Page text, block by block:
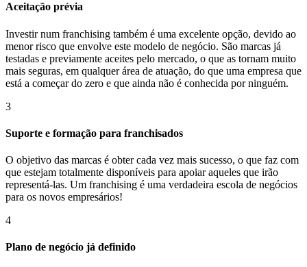
Aceitação prévia
Investir num franchising também é uma excelente opção, devido ao
menor risco que envolve este modelo de negócio. São marcas já
testadas e previamente aceites pelo mercado, o que as tornam muito
mais seguras, em qualquer área de atuação, do que uma empresa que
está a começar do zero e que ainda não é conhecida por ninguém.
3
Suporte e formação para franchisados
O objetivo das marcas é obter cada vez mais sucesso, o que faz com
que estejam totalmente disponíveis para apoiar aqueles que irão
representá-las. Um franchising é uma verdadeira escola de negócios
para os novos empresários!
4
Plano de negócio já definido